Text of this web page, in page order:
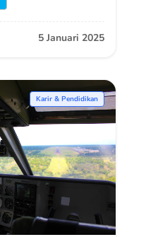
5 Januari 2025
Karir & Pendidikan